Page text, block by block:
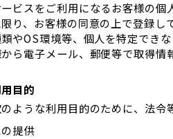
ビスをご利用になるお客様の
り、お客様の同意の上で登録
やOS環境等、個人を特定でき
ら電子メール、郵便等で取得情
目的
ような利用目的のために、法令
提供